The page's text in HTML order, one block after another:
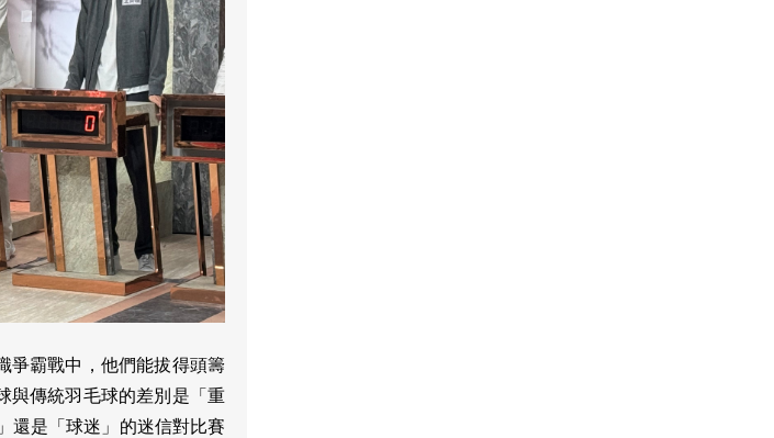
爭霸戰中，他們能拔得頭籌
與傳統羽毛球的差別是「重
還是「球迷」的迷信對比賽